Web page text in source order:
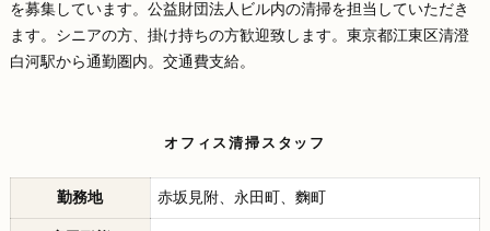
を募集しています。公益財団法人ビル内の清掃を担当していただき
ます。シニアの方、掛け持ちの方歓迎致します。東京都江東区清澄
白河駅から通勤圏内。交通費支給。
オフィス清掃スタッフ
勤務地 赤坂見附、永田町、麴町